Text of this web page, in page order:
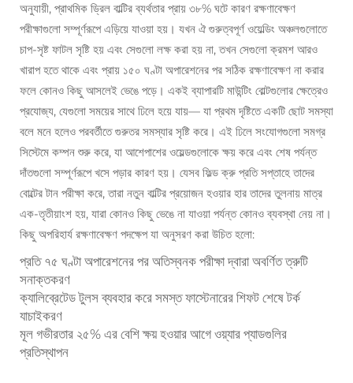
অনুযায়ী, প্রাথমিক ড্রিল বাল্টির ব্যর্থতার প্রায় ৩৮% ঘটে কারণ রক্ষণাবেক্ষণ
পরীক্ষাগুলো সম্পূর্ণরূপে এড়িয়ে যাওয়া হয়। যখন ঐ গুরুত্বপূর্ণ ওয়েল্ডিং অঞ্চলগুলোতে
চাপ-সৃষ্ট ফাটল সৃষ্টি হয় এবং সেগুলো লক্ষ করা হয় না, তখন সেগুলো ক্রমশ আরও
খারাপ হতে থাকে এবং প্রায় ১৫০ ঘণ্টা অপারেশনের পর সঠিক রক্ষণাবেক্ষণ না করার
ফলে কোনও কিছু আসলেই ভেঙে পড়ে। একই ব্যাপারটি মাউন্টিং বোল্টগুলোর ক্ষেত্রেও
প্রযোজ্য, যেগুলো সময়ের সাথে ঢিলে হয়ে যায়— যা প্রথম দৃষ্টিতে একটি ছোট সমস্যা
বলে মনে হলেও পরবর্তীতে গুরুতর সমস্যার সৃষ্টি করে। এই ঢিলে সংযোগগুলো সমগ্র
সিস্টেমে কম্পন শুরু করে, যা আশেপাশের ওয়েল্ডগুলোকে ক্ষয় করে এবং শেষ পর্যন্ত
দাঁতগুলো সম্পূর্ণরূপে খসে পড়ার কারণ হয়। যেসব ফিল্ড ক্রু প্রতি সপ্তাহে তাদের
বোল্টের টান পরীক্ষা করে, তারা নতুন বাল্টির প্রয়োজন হওয়ার হার তাদের তুলনায় মাত্র
এক-তৃতীয়াংশ হয়, যারা কোনও কিছু ভেঙে না যাওয়া পর্যন্ত কোনও ব্যবস্থা নেয় না।
কিছু অপরিহার্য রক্ষণাবেক্ষণ পদক্ষেপ যা অনুসরণ করা উচিত হলো:
প্রতি ৭৫ ঘণ্টা অপারেশনের পর অতিস্বনক পরীক্ষা দ্বারা অবর্ণিত ত্রুটি
সনাক্তকরণ
ক্যালিব্রেটেড টুলস ব্যবহার করে সমস্ত ফাস্টেনারের শিফট শেষে টর্ক
যাচাইকরণ
মূল গভীরতার ২৫% এর বেশি ক্ষয় হওয়ার আগে ওয়্যার প্যাডগুলির
প্রতিস্থাপন